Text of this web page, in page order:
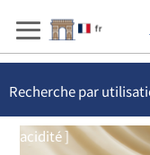
Recherche par
L'acidité ]